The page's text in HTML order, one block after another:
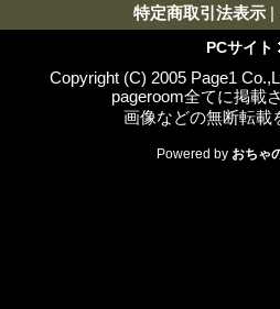
特定商取引法表示 |
PCサイト
Copyright (C) 2005 Page1
pageroom全てに掲載
画像などの無断転載
Powered by おちゃ